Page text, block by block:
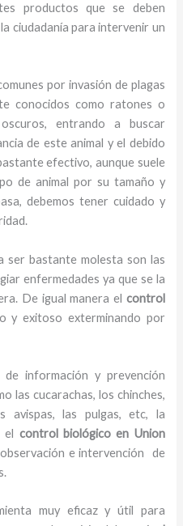
productos que se deben
ciudadanía para intervenir un
por invasión de plagas
conocidos como ratones o
entrando a buscar
de este animal y el debido
efectivo, aunque suele
de animal por su tamaño y
debemos tener cuidado y
ser bastante molesta son las
enfermedades ya que se la
De igual manera el control
y exitoso exterminando por
información y prevención
las cucarachas, los chinches,
avispas, las pulgas, etc, la
el control biológico en Union
e intervención de
muy eficaz y útil para